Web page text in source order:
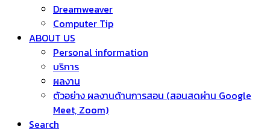
Dreamweaver
Computer Tip
ABOUT US
Personal information
บริการ
ผลงาน
ตัวอย่าง ผลงานด้านการสอน (สอนสดผ่าน Google
Meet, Zoom)
Search